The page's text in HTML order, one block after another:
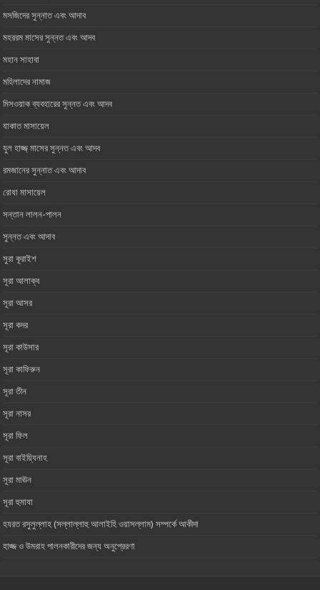
মসজিদের সুন্নাত এবং আদাব
মহররম মাসের সুন্নত এবং আদব
মহান সাহাবা
মহিলাদের নামাজ
মিসওয়াক ব্যবহারের সুন্নত এবং আদব
যাকাত মাসায়েল
যুল হাজ্জ্ মাসের সুন্নত এবং আদব
রমজানের সুন্নাত এবং আদাব
রোযা মাসায়েল
সন্তান লালন-পালন
সুন্নত এবং আদাব
সুরা কূরাইশ
সূরা আলাক্ব
সূরা কদর
সূরা কাউসার
সূরা কাফিরুন
সূরা তীন
সূরা নাসর
সূরা ফিল
সূরা বাইয়্যিনাহ
সূরা হুমাযা
হযরত রসুলুল্লাহ (সল্লাল্লাহু আলাইহি ওয়াসল্লাম) সম্পর্কে আকীদা
হাজ্জ ও উমরাহ পালনকারীদের জন্য অনুপ্রেরণা